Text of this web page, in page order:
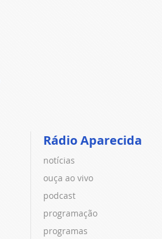
Rádio Aparecida
notícias
ouça ao vivo
podcast
programação
programas